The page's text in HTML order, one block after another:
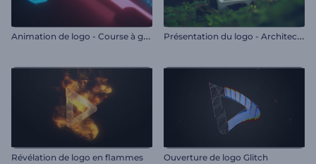
A
nimation de logo - Course à grande vitesse P
résentation du logo - Architecture dans la nature
Révélation de logo en flammes Ouverture de logo Glitch